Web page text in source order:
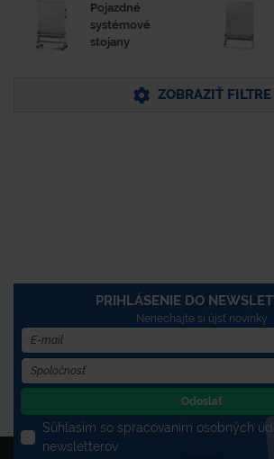
Pojazdné
systémové
stojany
ZOBRAZIŤ FILTRE
PRIHLÁSENIE DO
Nenechajte si újsť novinky
Odoslať
Súhlasím so spracovaním osobných
newsletterov